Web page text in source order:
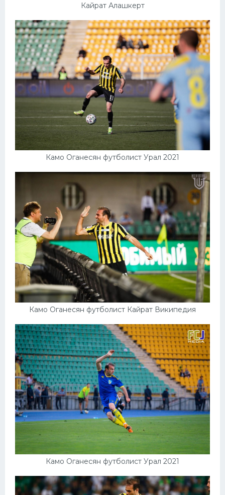
Кайрат Алашкерт
Камо Оганесян футболист Урал 2021
Камо Оганесян футболист Кайрат Википедия
Камо Оганесян футболист Урал 2021